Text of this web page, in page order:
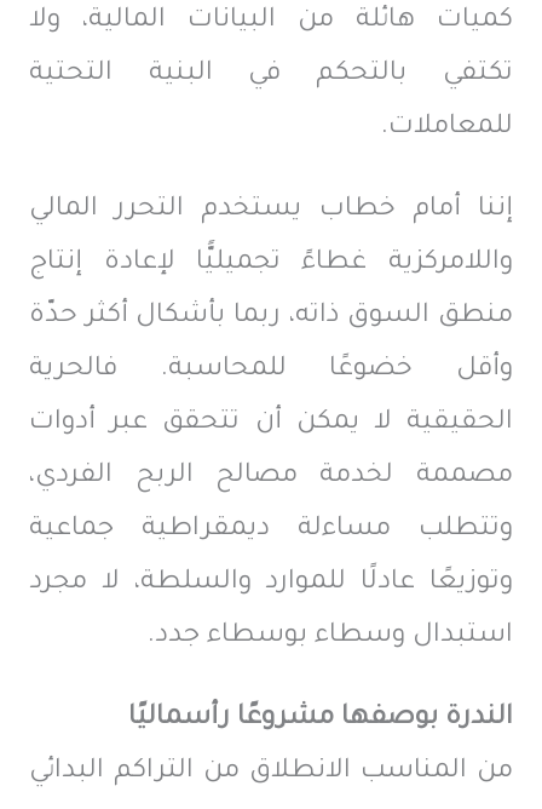
كميات هائلة من البيانات المالية، ولا
تكتفي بالتحكم في البنية التحتية
للمعاملات.
إننا أمام خطاب يستخدم التحرر المالي
واللامركزية غطاءً تجميليًّا لإعادة إنتاج
منطق السوق ذاته، ربما بأشكال أكثر حدّة
وأقل خضوعًا للمحاسبة. فالحرية
الحقيقية لا يمكن أن تتحقق عبر أدوات
مصممة لخدمة مصالح الربح الفردي،
وتتطلب مساءلة ديمقراطية جماعية
وتوزيعًا عادلًا للموارد والسلطة، لا مجرد
استبدال وسطاء بوسطاء جدد.
الندرة بوصفها مشروعًا رأسماليًا
من المناسب الانطلاق من التراكم البدائي